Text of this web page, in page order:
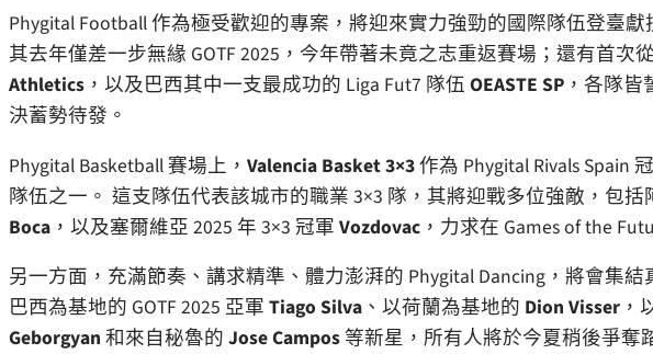
Phygital Football 作為極受歡迎的專案，將迎來實力強勁的國際隊伍登臺
其去年僅差一步無緣 GOTF 2025，今年帶著未竟之志重返賽場；還有首次
Athletics ，以及巴西其中一支最成功的 Liga Fut7 隊伍 OEASTE SP ，各隊
決蓄勢待發。
Phygital Basketball 賽場上， Valencia Basket 3×3作為 Phygital Rivals Spain
隊伍之一。 這支隊伍代表該城市的職業 3×3 隊，其將迎戰多位強敵，包括
Boca ，以及塞爾維亞 2025 年 3×3 冠軍 Vozdovac ，力求在 Games of the
另一方面，充滿節奏、講求精準、體力澎湃的 Phygital Dancing，將會集
巴西為基地的 GOTF 2025 亞軍 Tiago Silva 、以荷蘭為基地的 Dion Visser ，
Geborgyan 和來自秘魯的 Jose Campos 等新星，所有人將於今夏稍後爭奪